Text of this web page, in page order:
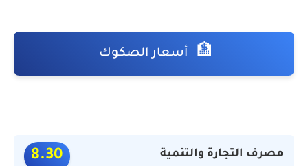
🏦 أسعار الصكوك
مصرف التجارة والتنمية 8.30